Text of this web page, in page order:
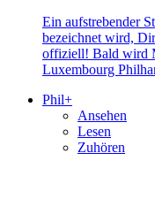
Ein aufstrebender
bezeichnet wird,
offiziell! Bald wird
Luxembourg
Phil+
Ansehen
Lesen
Zuhören